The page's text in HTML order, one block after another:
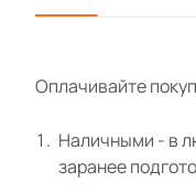
Оплачивайте
Наличными - в
заранее